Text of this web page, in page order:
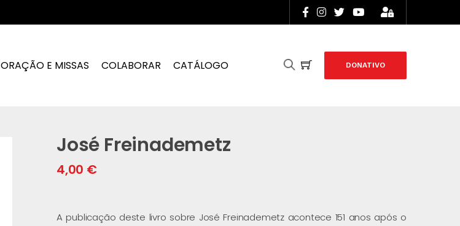
ORAÇÃO E MISSAS COLABORAR CATÁLOGO DONATIVO
José Freinademetz
4,00 €
A publicação deste livro sobre José Freinademetz acontece 151 anos após o